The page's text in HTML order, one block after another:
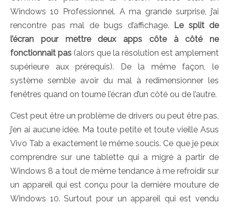
Windows 10 Professionnel. A ma grande surprise, j’ai
rencontre pas mal de bugs d’affichage.
Le split de
l’écran pour mettre deux apps côte à côté ne
fonctionnait pas (alors que la résolution est amplement
supérieure aux prérequis). De la même façon, le
système semble avoir du mal à redimensionner les
fenêtres quand on tourne l’écran d’un côté ou de l’autre.
C’est peut être un problème de drivers ou peut être pas,
j’en ai aucune idée. Ma toute petite et toute vieille Asus
Vivo Tab a exactement le même soucis. Ce que je peux
comprendre sur une tablette qui a migré à partir de
Windows 8 a tout de même tendance à me refroidir sur
un appareil qui est conçu pour la dernière mouture de
Windows 10. Surtout pour un appareil qui est vendu